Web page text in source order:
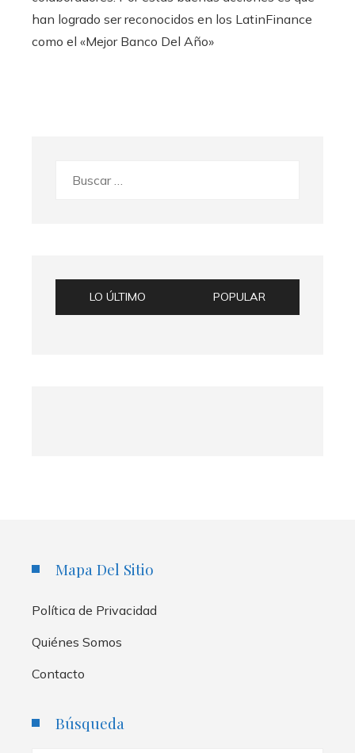
han logrado ser reconocidos en los LatinFinance
como el «Mejor Banco Del Año»
LO ÚLTIMO POPULAR
Mapa Del Sitio
Política de Privacidad
Quiénes Somos
Contacto
Búsqueda